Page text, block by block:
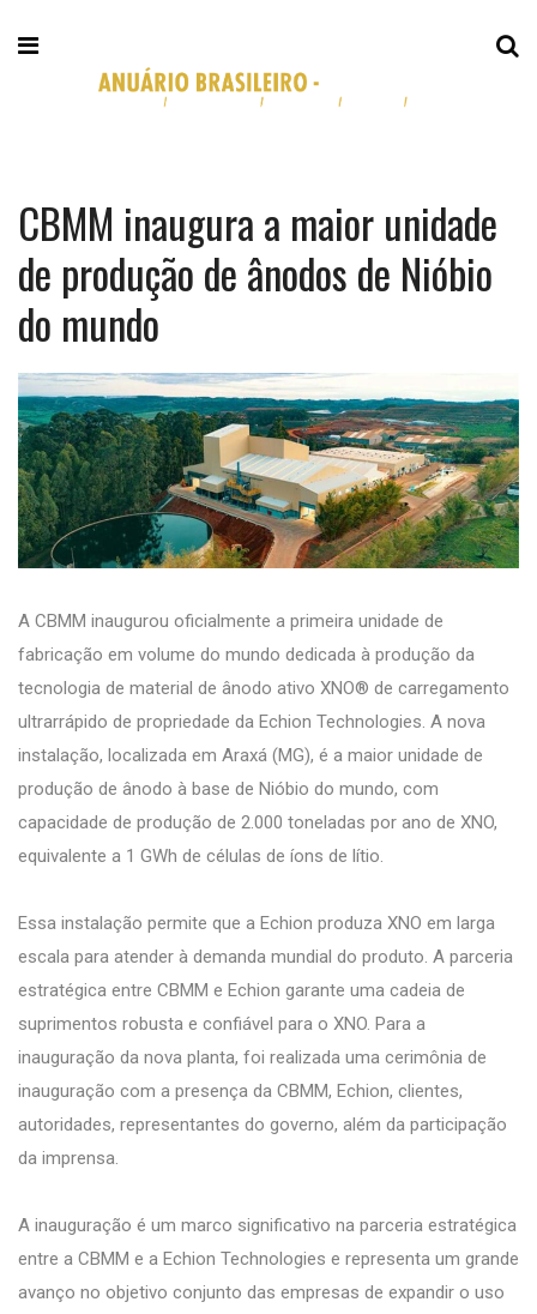
CBMM inaugura a maior unidade
de produção de ânodos de Nióbio
do mundo
A CBMM inaugurou oficialmente a primeira unidade de
fabricação em volume do mundo dedicada à produção da
tecnologia de material de ânodo ativo XNO® de carregamento
ultrarrápido de propriedade da Echion Technologies. A nova
instalação, localizada em Araxá (MG), é a maior unidade de
produção de ânodo à base de Nióbio do mundo, com
capacidade de produção de 2.000 toneladas por ano de XNO,
equivalente a 1 GWh de células de íons de lítio.
Essa instalação permite que a Echion produza XNO em larga
escala para atender à demanda mundial do produto. A parceria
estratégica entre CBMM e Echion garante uma cadeia de
suprimentos robusta e confiável para o XNO. Para a
inauguração da nova planta, foi realizada uma cerimônia de
inauguração com a presença da CBMM, Echion, clientes,
autoridades, representantes do governo, além da participação
da imprensa.
A inauguração é um marco significativo na parceria estratégica
entre a CBMM e a Echion Technologies e representa um grande
avanço no objetivo conjunto das empresas de expandir o uso